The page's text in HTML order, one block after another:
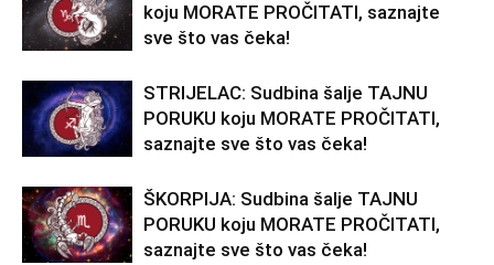
koju MORATE PROČITATI, saznajte
sve što vas čeka!
STRIJELAC: Sudbina šalje TAJNU
PORUKU koju MORATE PROČITATI,
saznajte sve što vas čeka!
ŠKORPIJA: Sudbina šalje TAJNU
PORUKU koju MORATE PROČITATI,
saznajte sve što vas čeka!